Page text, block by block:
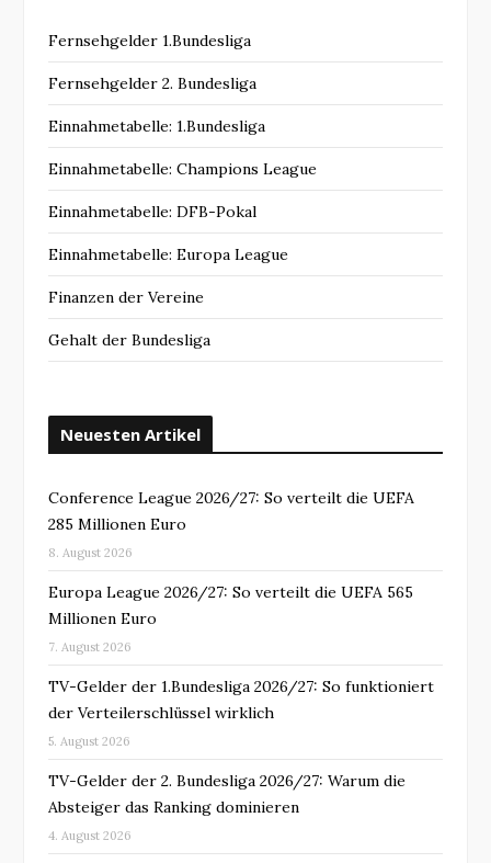
Fernsehgelder 1.Bundesliga
Fernsehgelder 2. Bundesliga
Einnahmetabelle: 1.Bundesliga
Einnahmetabelle: Champions League
Einnahmetabelle: DFB-Pokal
Einnahmetabelle: Europa League
Finanzen der Vereine
Gehalt der Bundesliga
Neuesten Artikel
Conference League 2026/27: So verteilt die UEFA
285 Millionen Euro
8. August 2026
Europa League 2026/27: So verteilt die UEFA 565
Millionen Euro
7. August 2026
TV-Gelder der 1.Bundesliga 2026/27: So funktioniert
der Verteilerschlüssel wirklich
5. August 2026
TV-Gelder der 2. Bundesliga 2026/27: Warum die
Absteiger das Ranking dominieren
4. August 2026